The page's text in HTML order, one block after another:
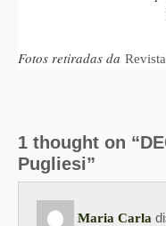
Fotos retiradas da
1 thought on
Pugliesi”
Maria Carla